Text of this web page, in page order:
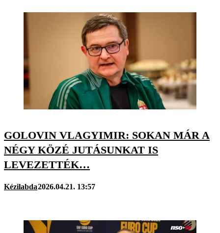
GOLOVIN VLAGYIMIR: SOKAN MÁR A
NÉGY KÖZÉ JUTÁSUNKAT IS
LEVEZETTÉK…
Kézilabda2026.04.21. 13:57